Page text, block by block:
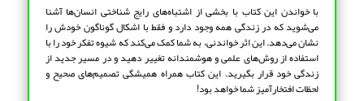
با خواندن این کتاب با بخشی از اشتباه‌های رایج شناختی انسان‌ها آشنا
می‌شوید که در زندگی همه وجود دارد و فقط با اشکال گوناگون خودش را
نشان می‌دهد. این اثر خواندنی، به شما کمک می‌کند که شیوه تفکر خود را با
استفاده از روش‌های علمی و هوشمندانه تغییر دهید و در مسیر جدید از
زندگی خود قرار بگیرید. این کتاب همراه همیشگی تصمیم‌های صحیح و
لحظات افتخارآمیز شما خواهد بود!